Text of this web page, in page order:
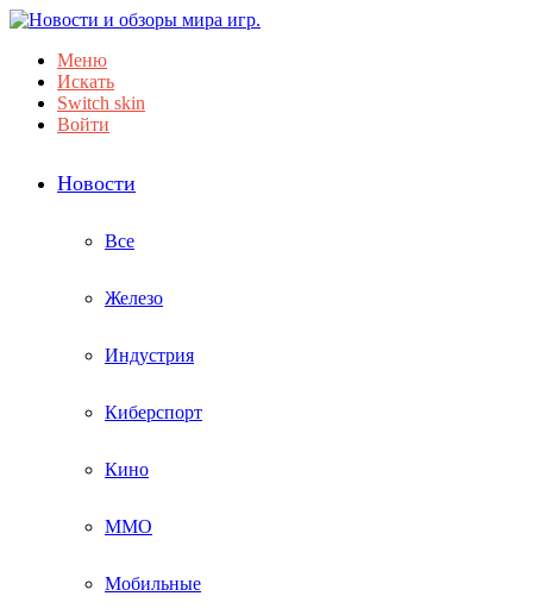
Меню
Искать
Switch skin
Войти
Новости
Все
Железо
Индустрия
Киберспорт
Кино
ММО
Мобильные